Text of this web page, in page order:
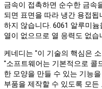
금속이 접촉하면 순수한 금속
되면 표면을 따라 냉간 용접
하지 않습니다. 6061 알루미
열이 없으므로 열 응력도 없습
케네디는 "이 기술의 핵심은
"소프트웨어는 기본적으로 콜
한 모양을 만들 수 있는 기능
부품을 제작할 수 있도록 모